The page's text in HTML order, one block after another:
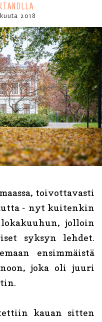
2018
toivottavasti
- nyt kuitenkin
jolloin
syksyn lehdet.
ensimmäistä
joka oli juuri
kauan sitten